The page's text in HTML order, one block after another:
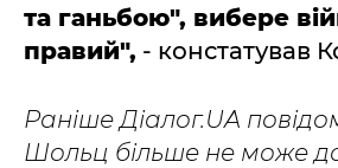
та ганьбою", вибере
правий", - констатував
Раніше Діалог.UA
Шольц більше не може